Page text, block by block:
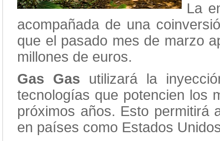
La
acompañada de una
que el pasado mes de marzo
millones de euros.
Gas Gas utilizará la
tecnologías que potencien los
próximos años. Esto permitirá
en países como Estados